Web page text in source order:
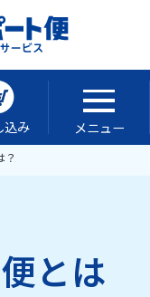
込み メニュー
？
とは